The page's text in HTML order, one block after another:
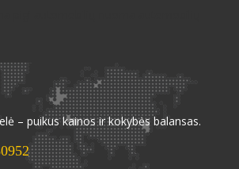
– puikus kainos ir kokybės balansas.